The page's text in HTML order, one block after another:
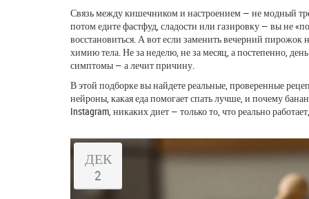
Связь между кишечником и настроением — не модный
потом едите фастфуд, сладости или газировку — вы не
восстановиться. А вот если заменить вечерний пирожок
химию тела. Не за неделю, не за месяц, а постепенно,
симптомы — а лечит причину.
В этой подборке вы найдете реальные, проверенные
нейроны, какая еда помогает спать лучше, и почему
Instagram, никаких диет — только то, что реально
ДЕК
2